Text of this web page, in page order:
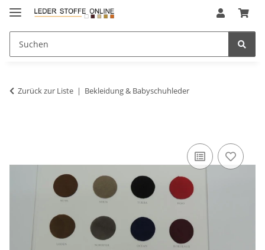
Zurück zur Liste Bekleidung & Babyschuhleder